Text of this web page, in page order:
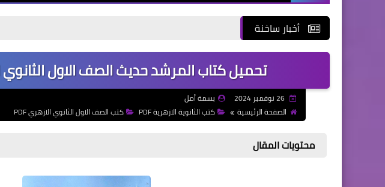
أخبار ساخنة
تحميل كتاب المرشد حديث الصف الاول الثانوي
26 نوفمبر 2024
بسمة أمل
الصفحة الرئيسية
كتب الثانوية الازهرية PDF كتب الصف الاول الثانوي الازهري PDF
محتويات المقال